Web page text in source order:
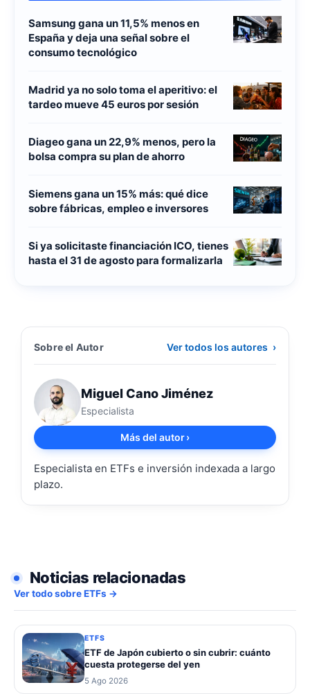
Samsung gana un 11,5% menos en
España y deja una señal sobre el
consumo tecnológico
Madrid ya no solo toma el aperitivo: el
tardeo mueve 45 euros por sesión
Diageo gana un 22,9% menos, pero la
bolsa compra su plan de ahorro
Siemens gana un 15% más: qué dice
sobre fábricas, empleo e inversores
Si ya solicitaste financiación ICO, tienes
hasta el 31 de agosto para formalizarla
Sobre el Autor Ver todos los autores ›
Miguel Cano Jiménez
Especialista
Más del autor›
Especialista en ETFs e inversión indexada a largo
plazo.
Noticias relacionadas
Ver todo sobre ETFs →
ETFS
ETF de Japón cubierto o sin cubrir: cuánto
cuesta protegerse del yen
5 Ago 2026